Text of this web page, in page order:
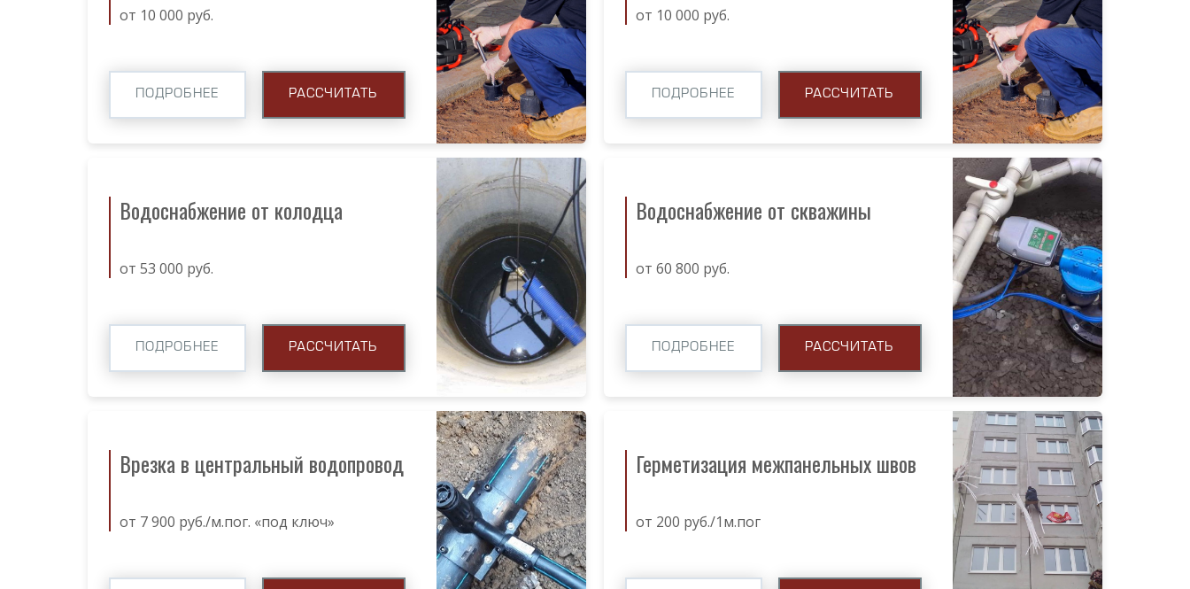
от 10 000 руб.
ПОДРОБНЕЕ РАССЧИТАТЬ
от 10 000 руб.
ПОДРОБНЕЕ РАССЧИТАТЬ
Водоснабжение от колодца
от 53 000 руб.
ПОДРОБНЕЕ РАССЧИТАТЬ
Водоснабжение от скважины
от 60 800 руб.
ПОДРОБНЕЕ РАССЧИТАТЬ
Врезка в центральный водопровод
от 7 900 руб./м.пог. «под ключ»
Герметизация межпанельных швов
от 200 руб./1м.пог